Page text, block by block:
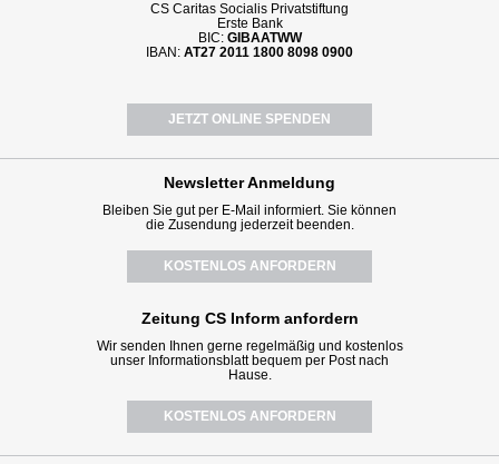
CS Caritas Socialis Privatstiftung
Erste Bank
BIC: GIBAATWW
IBAN: AT27 2011 1800 8098 0900
JETZT ONLINE SPENDEN
NewsletterAnmeldung
Bleiben Sie gut per E-Mail informiert. Sie können
die Zusendung jederzeit beenden.
KOSTENLOS ANFORDERN
Zeitung CS Inform anfordern
Wir senden Ihnen gerne regelmäßig und kostenlos
unser Informationsblatt bequem per Post nach
Hause.
KOSTENLOS ANFORDERN